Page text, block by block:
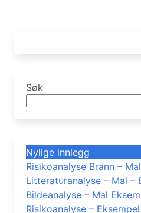
Søk
Nylige innlegg
Risikoanalyse Brann –
Litteraturanalyse – Mal –
Bildeanalyse – Mal
Risikoanalyse –